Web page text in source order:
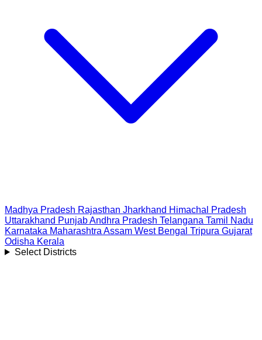
Madhya Pradesh Rajasthan Jharkhand Himachal Pradesh
Uttarakhand PunjabAndhra Pradesh Telangana Tamil Nadu
Karnataka Maharashtra Assam West Bengal Tripura Gujarat
Odisha Kerala
Select Districts